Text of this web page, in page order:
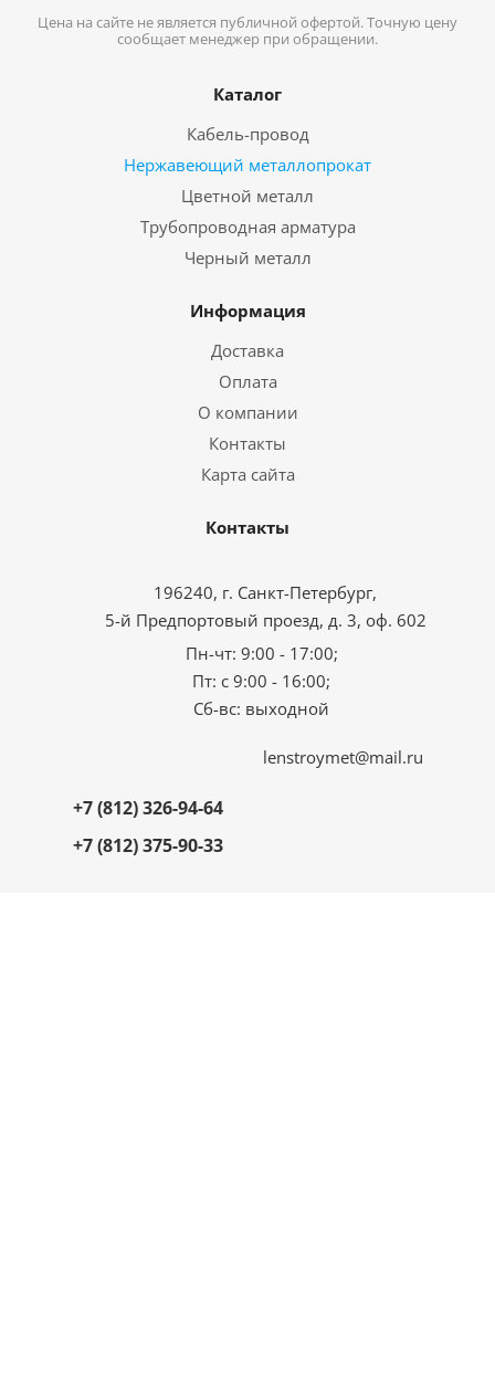
Цена на сайте не является публичной офертой. Точную цену
сообщает менеджер при обращении.
Каталог
Кабель-провод
Нержавеющий металлопрокат
Цветной металл
Трубопроводная арматура
Черный металл
Информация
Доставка
Оплата
О компании
Контакты
Карта сайта
Контакты
196240, г. Санкт-Петербург,
5-й Предпортовый проезд, д. 3, оф. 602
Пн-чт: 9:00 - 17:00;
Пт: с 9:00 - 16:00;
Сб-вс: выходной
+7 (812) 326-94-64
+7 (812) 375-90-33
lenstroymet@mail.ru